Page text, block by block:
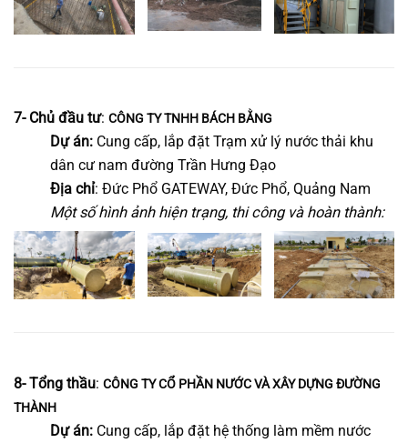
7- Chủ đầu tư: CÔNG TY TNHH BÁCH BẰNG
Dự án: Cung cấp, lắp đặt Trạm xử lý nước thải khu
dân cư nam đường Trần Hưng Đạo
Địa chỉ: Đức Phổ GATEWAY, Đức Phổ, Quảng Nam
Một số hình ảnh hiện trạng, thi công và hoàn thành:
8- Tổng thầu: CÔNG TY CỔ PHẦN NƯỚC VÀ XÂY DỰNG ĐƯỜNG
THÀNH
Dự án: Cung cấp, lắp đặt hệ thống làm mềm nước